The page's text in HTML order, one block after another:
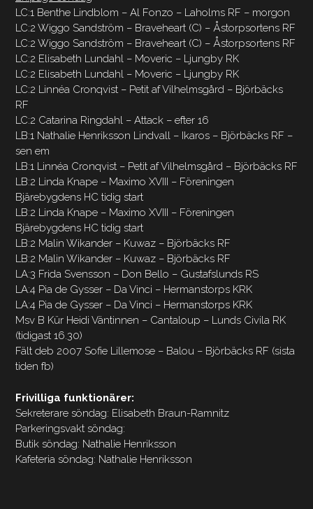
LC:1 Benthe Lindblom – Al Fonzo – Laholms RF – morgon
LC:2 Wiggo Sandström – Braveheart (C) – Åstorpsortens RF
LC:2 Wiggo Sandström – Braveheart (C) – Åstorpsortens RF
LC:2 Elisabeth Lundahl – Moveric – Ljungby RK
LC:2 Elisabeth Lundahl – Moveric – Ljungby RK
LC:2 Linnéa Cronqvist – Petit af Vilhelmsgård – Björbäcks
RF
LC:2 Catarina Ringdahl – Attack – efter 16
LB:1 Nathalie Henriksson Lindvall – Ikaros – Björbäcks RF –
sen em
LB:1 Linnéa Cronqvist – Petit af Vilhelmsgård – Björbäcks RF
LB:2 Linda Knape – Maximo XVIII – Föreningen
Bjärebygdens HC tidig start
LB:2 Linda Knape – Maximo XVIII – Föreningen
Bjärebygdens HC tidig start
LB:2 Malin Wikander – Kuwaz – Björbäcks RF
LB:2 Malin Wikander – Kuwaz – Björbäcks RF
LA:3 Frida Svensson – Don Bello – Gustafslunds RS
LA:4 Pia de Gysser – Da Vinci – Hermanstorps KRK
LA:4 Pia de Gysser – Da Vinci – Hermanstorps KRK
Msv B Kür Heidi Väntinnen – Cantaloup – Lunds Civila RK
(tidigast 16.30)
Fält deb 2007 Sofie Lillemose – Balou – Björbäcks RF (sista
tiden fb)
Frivilliga funktionärer:
Sekreterare söndag: Elisabeth Braun-Ramnitz
Parkeringsvakt söndag:
Butik söndag: Nathalie Henriksson
Kafeteria söndag: Nathalie Henriksson